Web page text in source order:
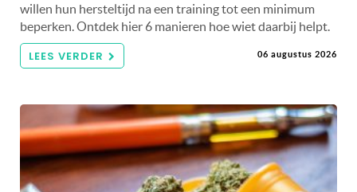
willen hun hersteltijd na een training tot een minimum
beperken. Ontdek hier 6 manieren hoe wiet daarbij helpt.
LEES VERDER 06 augustus 2026